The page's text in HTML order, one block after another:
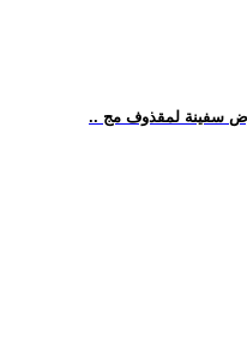
تعرض سفينة لمقذوف مج